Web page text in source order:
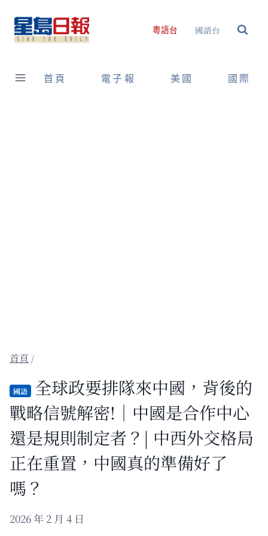
content
粵語台 國語台
首頁 電子報 美國 國際
/
國語
全球政要排隊來中國，背後的
戰略信號解密!｜中國是合作中心
還是規則制定者？| 中西外交格局
正在重置，中國真的準備好了
嗎？
2026 年 2 月 4 日